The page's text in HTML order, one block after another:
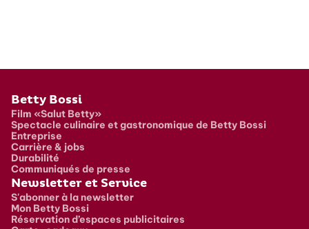
Pied de page
Betty Bossi
Film «Salut Betty»
Spectacle culinaire et gastronomique de Betty Bossi
Entreprise
Carrière & jobs
Durabilité
Communiqués de presse
Newsletter et Service
S'abonner à la newsletter
Mon Betty Bossi
Réservation d’espaces publicitaires